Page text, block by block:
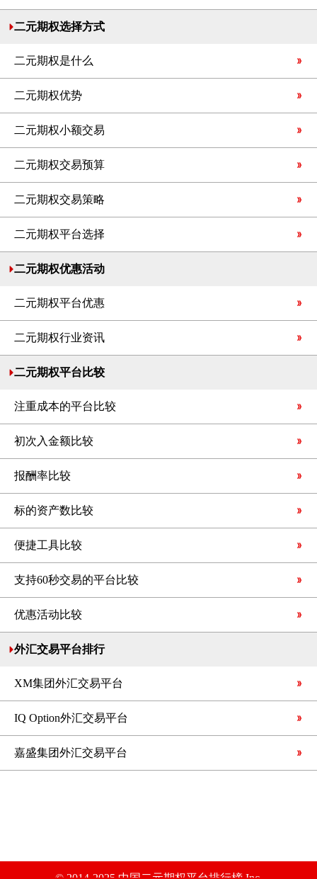
二元期权选择方式
二元期权是什么
二元期权优势
二元期权小额交易
二元期权交易预算
二元期权交易策略
二元期权平台选择
二元期权优惠活动
二元期权平台优惠
二元期权行业资讯
二元期权平台比较
注重成本的平台比较
初次入金额比较
报酬率比较
标的资产数比较
便捷工具比较
支持60秒交易的平台比较
优惠活动比较
外汇交易平台排行
XM集团外汇交易平台
IQ Option外汇交易平台
嘉盛集团外汇交易平台